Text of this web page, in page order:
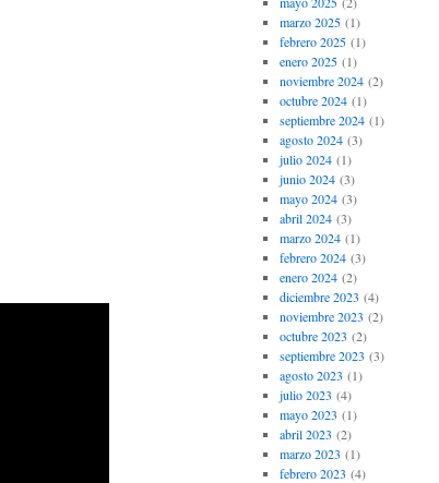
marzo 2025(1)
febrero 2025(1)
enero 2025(1)
noviembre 2024(2)
octubre 2024(1)
septiembre 2024(1)
agosto 2024(3)
julio 2024(1)
junio 2024(3)
mayo 2024(3)
abril 2024(3)
marzo 2024(1)
febrero 2024(3)
enero 2024(2)
diciembre 2023 (4)
noviembre 2023 (2)
octubre 2023 (2)
septiembre 2023 (3)
agosto 2023 (1)
julio 2023 (4)
mayo 2023 (1)
abril 2023 (2)
marzo 2023 (1)
febrero 2023 (4)